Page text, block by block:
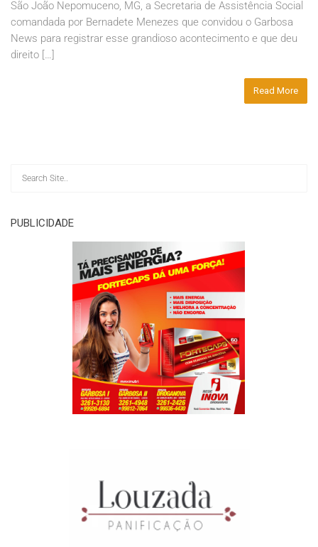
São João Nepomuceno, MG, a Secretaria de Assistência Social
comandada por Bernadete Menezes que convidou o Garbosa
News para registrar esse grandioso acontecimento e que deu
direito […]
Read More
PUBLICIDADE